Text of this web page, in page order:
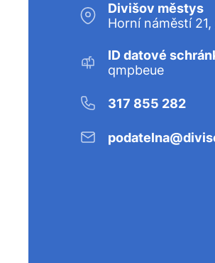
Divišov městys
Horní náměstí
ID datové
qmpbeue
317 855 282